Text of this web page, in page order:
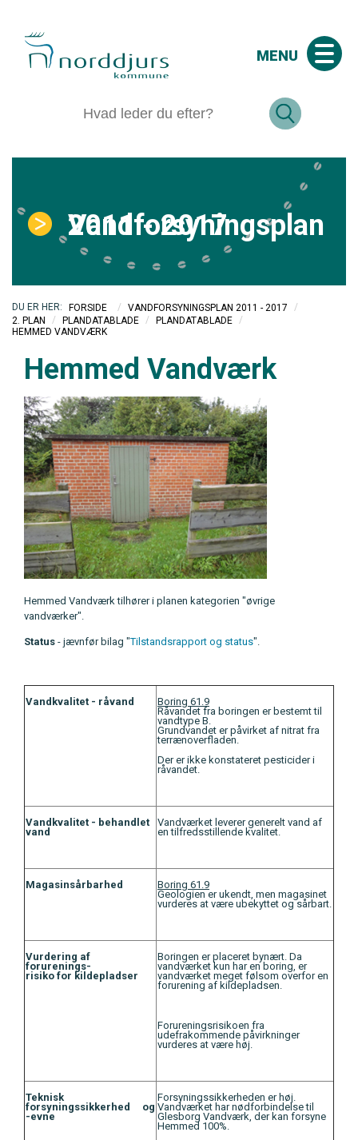
MENU
Vandforsyningsplan 2011 - 2017
FORSIDE / VANDFORSYNINGSPLAN 2011 - 2017
/
2. PLAN
/ PLANDATABLADE / PLANDATABLADE
/
HEMMED VANDVÆRK
Hemmed Vandværk
Hemmed Vandværk tilhører i planen kategorien "øvrige
vandværker".
Status - jævnfør bilag "Tilstandsrapport og status".
Vandkvalitet - råvand
Boring 61.9
Råvandet fra boringen er bestemt til
vandtype B.
Grundvandet er påvirket af nitrat fra
terrænoverfladen.
Der er ikke konstateret pesticider i
råvandet.
Vandkvalitet - behandlet
vand
Vandværket leverer generelt vand af
en tilfredsstillende kvalitet.
Magasinsårbarhed
Boring 61.9
Geologien er ukendt, men magasinet
vurderes at være ubekyttet og sårbart.
Vurdering af
forurenings-
risiko for kildepladser
Boringen er placeret bynært. Da
vandværket kun har en boring, er
vandværket meget følsom overfor en
forurening af kildepladsen.
Forureningsrisikoen fra
udefrakommende påvirkninger
vurderes at være høj.
Teknisk
forsyningssikkerhed
og
-evne
Forsyningssikkerheden er høj.
Vandværket har nødforbindelse til
Glesborg Vandværk, der kan forsyne
Hemmed 100%.